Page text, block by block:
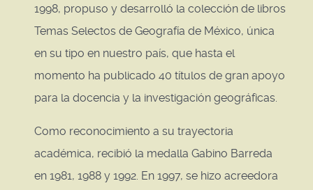
1998, propuso y desarrolló la colección de libros
Temas Selectos de Geografía de México, única
en su tipo en nuestro país, que hasta el
momento ha publicado 40 títulos de gran apoyo
para la docencia y la investigación geográficas.
Como reconocimiento a su trayectoria
académica, recibió la medalla Gabino Barreda
en 1981, 1988 y 1992. En 1997, se hizo acreedora